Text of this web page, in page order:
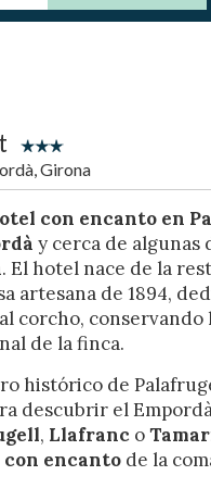
Girona
con encanto en
y cerca de algunas
. El hotel nace de la
artesana de 1894,
corcho, conservando
de la finca.
histórico de
descubrir el
, Llafranc o
con encantode la
de
este